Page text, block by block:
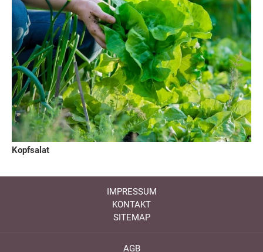
Kopfsalat
IMPRESSUM
KONTAKT
SITEMAP
AGB